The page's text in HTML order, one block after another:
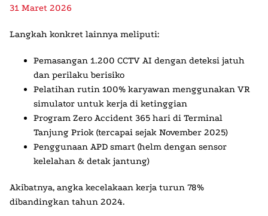
31 Maret 2026
Langkah konkret lainnya meliputi:
Pemasangan 1.200 CCTV AI dengan deteksi jatuh
dan perilaku berisiko
Pelatihan rutin 100% karyawan menggunakan VR
simulator untuk kerja di ketinggian
Program Zero Accident 365 hari di Terminal
Tanjung Priok (tercapai sejak November 2025)
Penggunaan APD smart (helm dengan sensor
kelelahan & detak jantung)
Akibatnya, angka kecelakaan kerja turun 78%
dibandingkan tahun 2024.